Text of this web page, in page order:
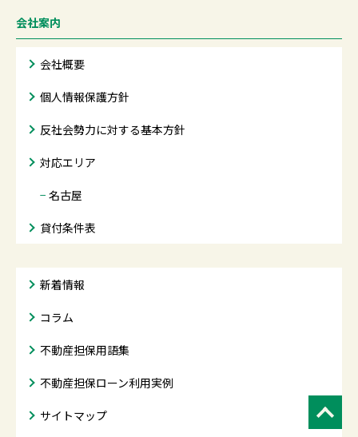
会社案内
会社概要
個人情報保護方針
反社会勢力に対する基本方針
対応エリア
− 名古屋
貸付条件表
新着情報
コラム
不動産担保用語集
不動産担保ローン利用実例
サイトマップ